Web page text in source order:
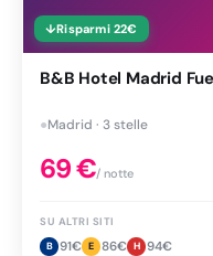
↓Risparmi 22€
B&B Hotel Madrid
●Madrid · 3 stelle
69€/ notte
SU ALTRI SITI
B 91€ E 86€ H 94€